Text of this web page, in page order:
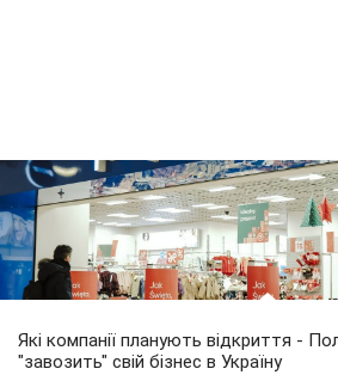
Які компанії планують відкриття -
"завозить" свій бізнес в Україну